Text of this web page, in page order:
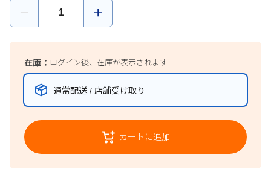
在庫： ログイン後、在庫が表示されます
通常配送 / 店舗受け取り
カートに追加